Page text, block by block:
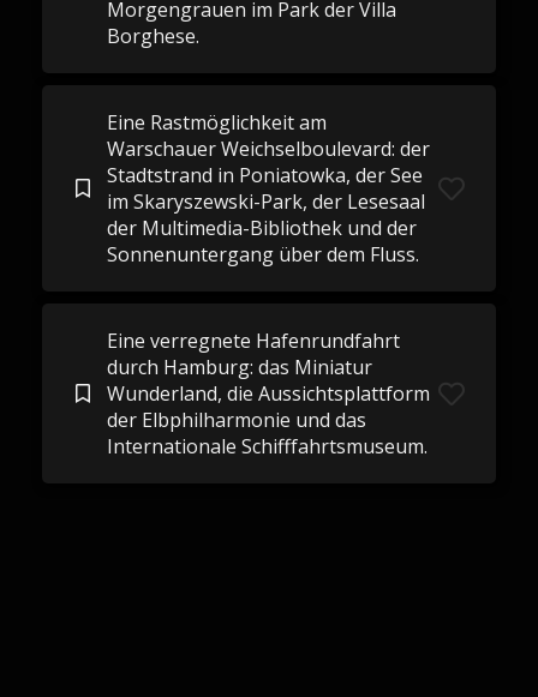
Morgengrauen im Park der Villa
Borghese.
Eine Rastmöglichkeit am
Warschauer Weichselboulevard: der
Stadtstrand in Poniatowka, der See
im Skaryszewski-Park, der Lesesaal
der Multimedia-Bibliothek und der
Sonnenuntergang über dem Fluss.
Eine verregnete Hafenrundfahrt
durch Hamburg: das Miniatur
Wunderland, die Aussichtsplattform
der Elbphilharmonie und das
Internationale Schifffahrtsmuseum.